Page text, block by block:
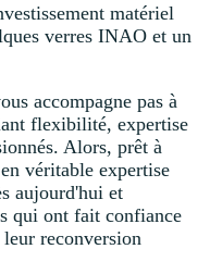
matériel
verres INAO et un
accompagne pas à
flexibilité, expertise
Alors, prêt à
véritable expertise
aujourd'hui et
qui ont fait confiance
reconversion